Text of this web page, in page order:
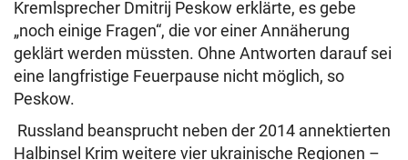
Kremlsprecher Dmitrij Peskow erklärte, es gebe
„noch einige Fragen“, die vor einer Annäherung
geklärt werden müssten. Ohne Antworten darauf sei
eine langfristige Feuerpause nicht möglich, so
Peskow.
Russland beansprucht neben der 2014 annektierten
Halbinsel Krim weitere vier ukrainische Regionen –